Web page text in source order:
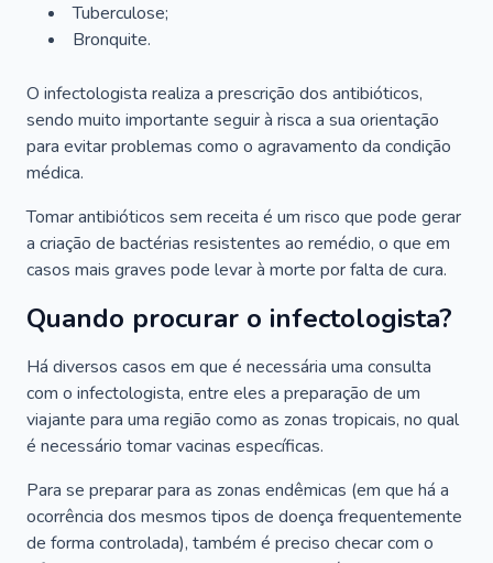
Tuberculose;
Bronquite.
O infectologista realiza a prescrição dos antibióticos,
sendo muito importante seguir à risca a sua orientação
para evitar problemas como o agravamento da condição
médica.
Tomar antibióticos sem receita é um risco que pode gerar
a criação de bactérias resistentes ao remédio, o que em
casos mais graves pode levar à morte por falta de cura.
Quando procurar o infectologista?
Há diversos casos em que é necessária uma consulta
com o infectologista, entre eles a preparação de um
viajante para uma região como as zonas tropicais, no qual
é necessário tomar vacinas específicas.
Para se preparar para as zonas endêmicas (em que há a
ocorrência dos mesmos tipos de doença frequentemente
de forma controlada), também é preciso checar com o